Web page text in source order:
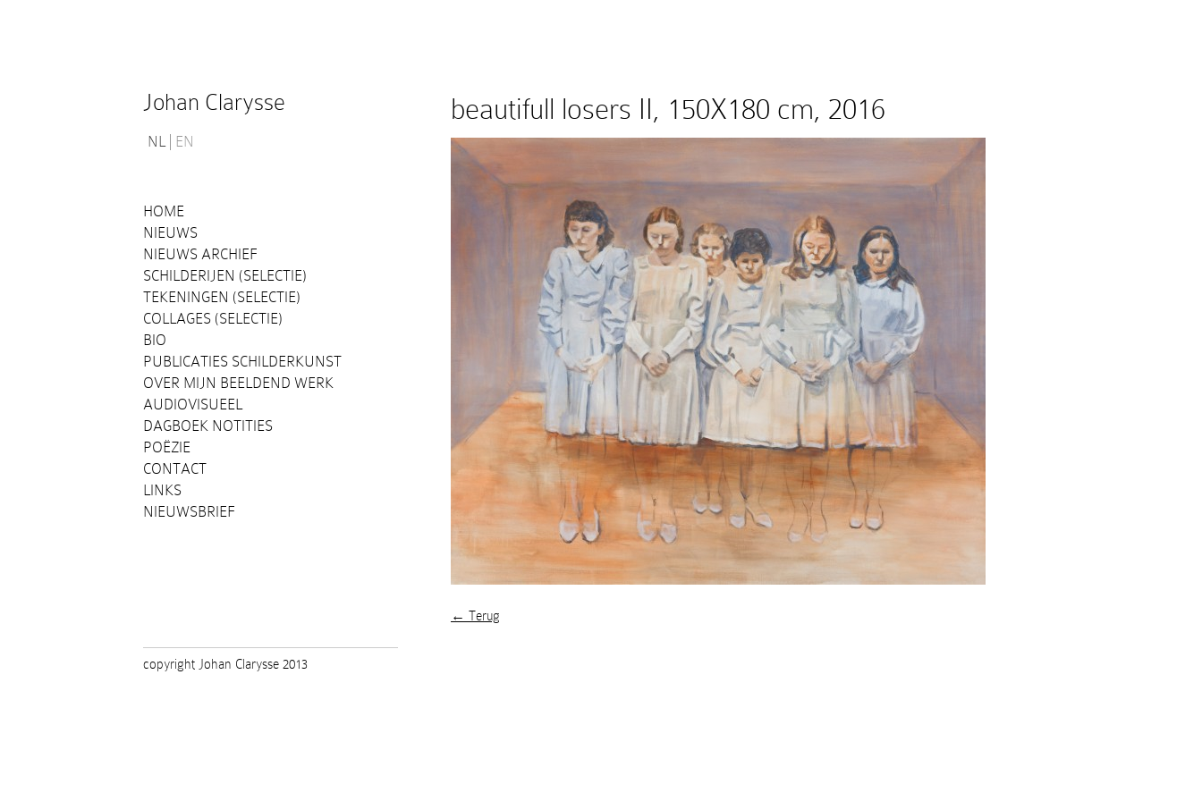
Johan Clarysse
NL EN
HOME
NIEUWS
NIEUWS ARCHIEF
SCHILDERIJEN (SELECTIE)
TEKENINGEN (SELECTIE)
COLLAGES (SELECTIE)
BIO
PUBLICATIES SCHILDERKUNST
OVER MIJN BEELDEND WERK
AUDIOVISUEEL
DAGBOEK NOTITIES
POËZIE
CONTACT
LINKS
NIEUWSBRIEF
beautifull losers II, 150X180 cm, 2016
← Terug
copyright Johan Clarysse 2013